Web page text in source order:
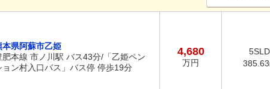
本県阿蘇市乙姫
肥本線 市ノ川駅 バス43分/「乙姫ペン
ョン村入口バス」バス停 停歩19分
4,680
万円